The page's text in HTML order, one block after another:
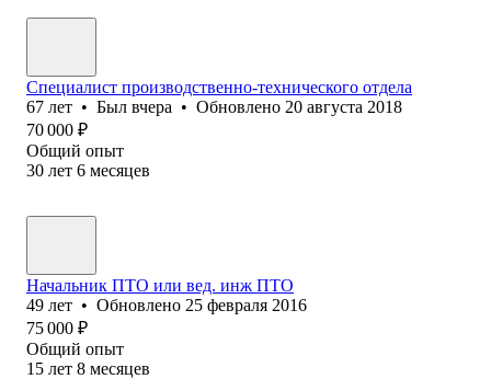
Специалист производственно-технического отдела
67 лет • Был вчера • Обновлено 20 августа 2018
70 000 ₽
Общий опыт
30 лет 6 месяцев
Начальник ПТО или вед. инж ПТО
49 лет • Обновлено 25 февраля 2016
75 000 ₽
Общий опыт
15 лет 8 месяцев